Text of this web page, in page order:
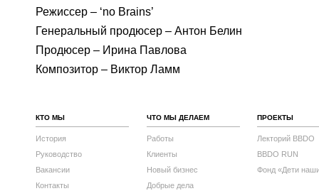
Режиссер – ‘no Brains’
Генеральный продюсер – Антон Белин
Продюсер – Ирина Павлова
Композитор – Виктор Ламм
КТО МЫ
История
Руководство
Вакансии
Контакты
ЧТО МЫ ДЕЛАЕМ
Работы
Клиенты
Новый бизнес
Добрые дела
ПРОЕКТЫ
Лекторий BBDO
BBDO RUN
Фонд «Дети